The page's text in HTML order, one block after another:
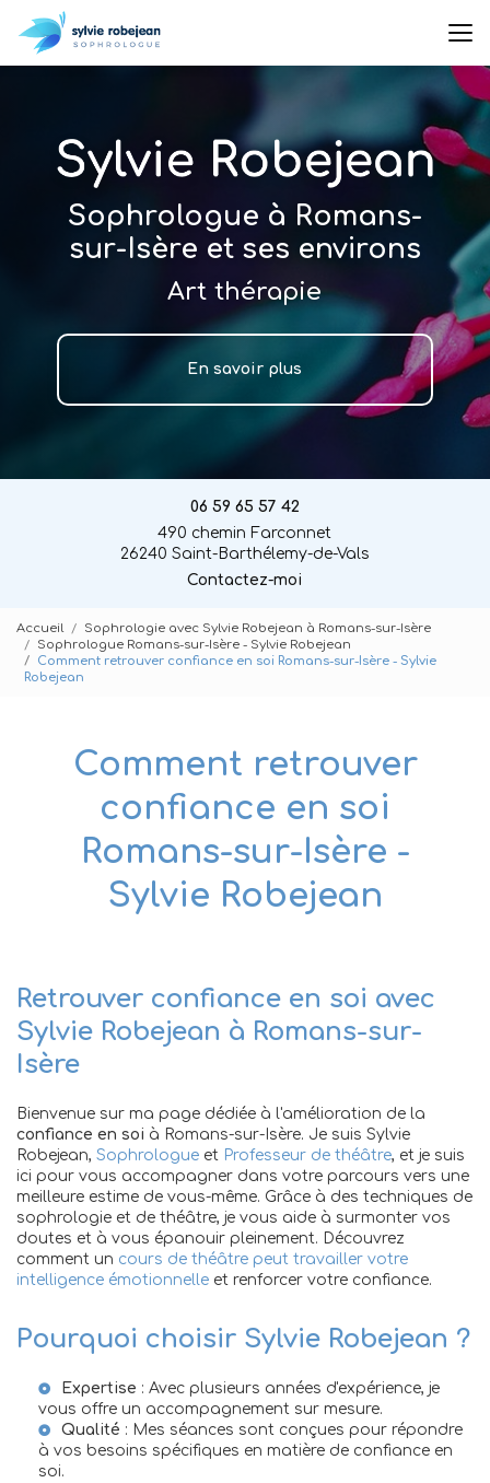
au
contenu
Sophrologue à Romans-
sur-Isère et ses environs
Art thérapie
En savoir plus
06 59 65 57 42
490 chemin Farconnet
26240 Saint-Barthélemy-de-Vals
Contactez-moi
Accueil
Sophrologie avec Sylvie Robejean à Romans-sur-Isère
Sophrologue Romans-sur-Isère - Sylvie Robejean
Comment retrouver confiance en soi Romans-sur-Isère - Sylvie
Robejean
Comment retrouver
confiance en soi
Romans-sur-Isère -
Sylvie Robejean
Retrouver confiance en soi avec
Sylvie Robejean à Romans-sur-
Isère
Bienvenue sur ma page dédiée à l'amélioration de la
confiance en soi à Romans-sur-Isère. Je suis Sylvie
Robejean, Sophrologue et Professeur de théâtre, et je suis
ici pour vous accompagner dans votre parcours vers une
meilleure estime de vous-même. Grâce à des techniques de
sophrologie et de théâtre, je vous aide à surmonter vos
doutes et à vous épanouir pleinement. Découvrez
comment un cours de théâtre peut travailler votre
intelligence émotionnelle et renforcer votre confiance.
Pourquoi choisir Sylvie Robejean ?
Expertise : Avec plusieurs années d'expérience, je
vous offre un accompagnement sur mesure.
Qualité : Mes séances sont conçues pour répondre
à vos besoins spécifiques en matière de confiance en
soi.